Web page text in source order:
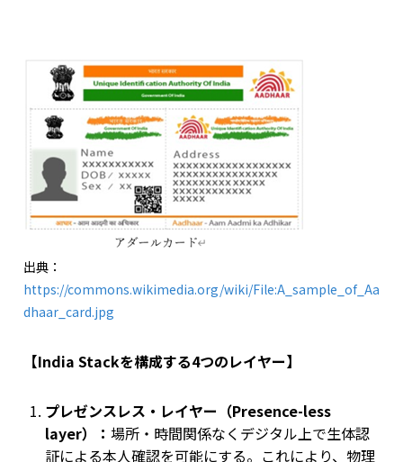
出典：
https://commons.wikimedia.org/wiki/File:A_sample_of_Aa
dhaar_card.jpg
【India Stackを構成する4つのレイヤー】
プレゼンスレス・レイヤー（Presence-less
layer）： 場所・時間関係なくデジタル上で生体認
証による本人確認を可能にする。これにより、物理